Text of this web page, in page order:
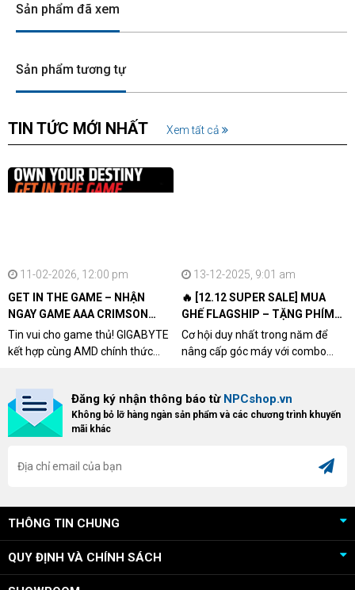
Sản phẩm đã xem
Sản phẩm tương tự
TIN TỨC MỚI NHẤT Xem tất cả
11-02-2026, 12:00 pm
GET IN THE GAME – NHẬN
NGAY GAME AAA CRIMSON
DESERT CÙNG GIGABYTE &
AMD
Tin vui cho game thủ! GIGABYTE
kết hợp cùng AMD chính thức
khách hàng sở hữu VGA Radeon
RX 9070 / RX 9070 XT.
13-12-2025, 9:01 am
🔥 [12.12 SUPER SALE] MUA
GHẾ FLAGSHIP – TẶNG PHÍM
CƠ XỊN
Cơ hội duy nhất trong năm để
nâng cấp góc máy với combo
dòng ghế Gaming cao cấp nhất,
bạn sẽ nhận ngay quà tặng trị giá
Đăng ký nhận thông báo từ NPCshop.vn
Không bỏ lỡ hàng ngàn sản phẩm và các chương trình khuyến
mãi khác
THÔNG TIN CHUNG
QUY ĐỊNH VÀ CHÍNH SÁCH